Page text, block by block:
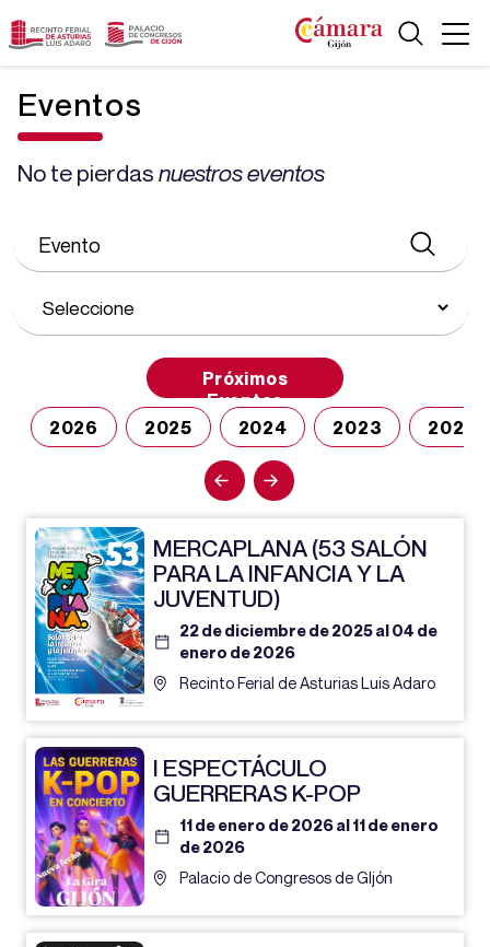
Eventos
No te pierdasnuestros eventos
Próximos
Eventos
2026
2025 2024 2023 2022
MERCAPLANA (53 SALÓN
PARA LA INFANCIA Y LA
JUVENTUD)
22 de diciembre de 2025 al 04 de
enero de 2026
Recinto Ferial de Asturias Luis Adaro
I ESPECTÁCULO
GUERRERAS K-POP
11 de enero de 2026 al 11 de enero
de 2026
Palacio de Congresos de GIjón